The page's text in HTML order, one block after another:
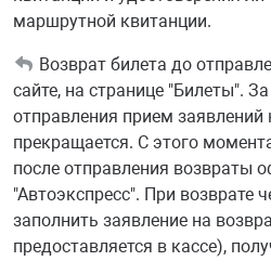
маршрутной квитанции.
Возврат билета до
сайте, на странице "Билеты".
отправления прием заявлений
прекращается. С этого
после отправления возвраты
"Автоэкспресс". При возврате
заполнить заявление на
предоставляется в кассе),